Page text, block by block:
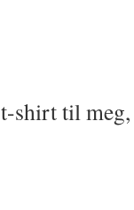
shirt til